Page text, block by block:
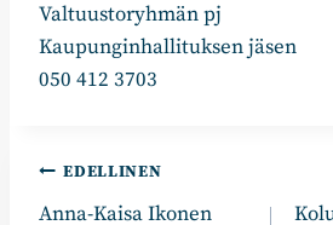
Valtuustoryhmän pj
Kaupunginhallituksen jäsen
050 412 3703
Artikkelien
EDELLINEN
Anna-Kaisa Ikonen